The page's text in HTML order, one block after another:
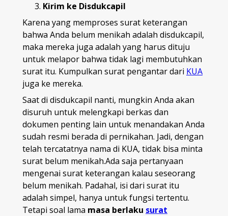
Kirim ke Disdukcapil
Karena yang memproses surat keterangan
bahwa Anda belum menikah adalah disdukcapil,
maka mereka juga adalah yang harus dituju
untuk melapor bahwa tidak lagi membutuhkan
surat itu. Kumpulkan surat pengantar dari KUA
juga ke mereka.
Saat di disdukcapil nanti, mungkin Anda akan
disuruh untuk melengkapi berkas dan
dokumen penting lain untuk menandakan Anda
sudah resmi berada di pernikahan. Jadi, dengan
telah tercatatnya nama di KUA, tidak bisa minta
surat belum menikah.Ada saja pertanyaan
mengenai surat keterangan kalau seseorang
belum menikah. Padahal, isi dari surat itu
adalah simpel, hanya untuk fungsi tertentu.
Tetapi soal lama masa berlaku surat